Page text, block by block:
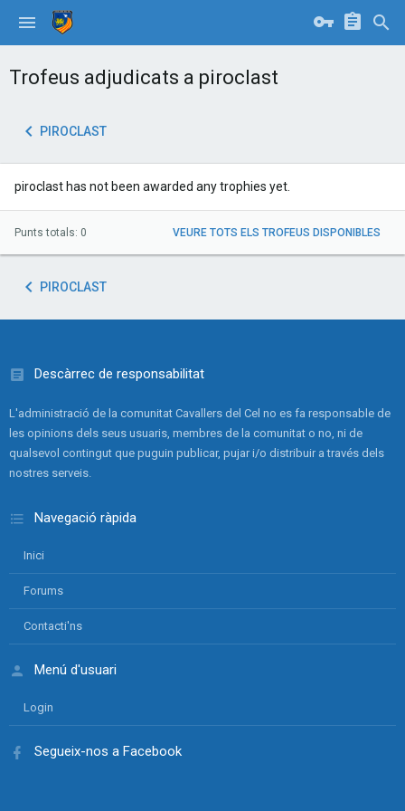
Trofeus adjudicats a piroclast
PIROCLAST
piroclast has not been awarded any trophies yet.
Punts totals: 0 VEURE TOTS ELS TROFEUS DISPONIBLES
PIROCLAST
Descàrrec de responsabilitat
L'administració de la comunitat Cavallers del Cel no es fa responsable de
les opinions dels seus usuaris, membres de la comunitat o no, ni de
qualsevol contingut que puguin publicar, pujar i/o distribuir a través dels
nostres serveis.
Navegació ràpida
Inici
Forums
Contacti'ns
Menú d'usuari
Login
Segueix-nos a Facebook